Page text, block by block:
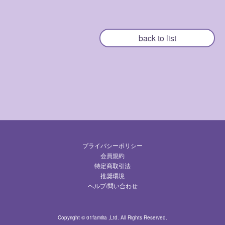
back to list
プライバシーポリシー
会員規約
特定商取引法
推奨環境
ヘルプ/問い合わせ
Copyright © 01familia ,Ltd. All Rights Reserved.